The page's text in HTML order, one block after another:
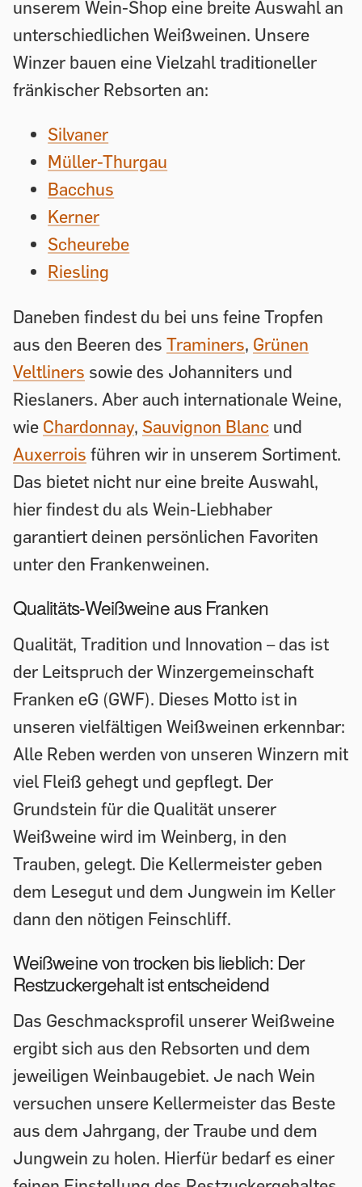
unserem Wein-Shop eine breite Auswahl an
unterschiedlichen Weißweinen. Unsere
Winzer bauen eine Vielzahl traditioneller
fränkischer Rebsorten an:
Silvaner
Müller-Thurgau
Bacchus
Kerner
Scheurebe
Riesling
Daneben findest du bei uns feine Tropfen
aus den Beeren des Traminers, Grünen
Veltliners sowie des Johanniters und
Rieslaners. Aber auch internationale Weine,
wie Chardonnay, Sauvignon Blanc und
Auxerrois führen wir in unserem Sortiment.
Das bietet nicht nur eine breite Auswahl,
hier findest du als Wein-Liebhaber
garantiert deinen persönlichen Favoriten
unter den Frankenweinen.
Qualitäts-Weißweine aus Franken
Qualität, Tradition und Innovation – das ist
der Leitspruch der Winzergemeinschaft
Franken eG (GWF). Dieses Motto ist in
unseren vielfältigen Weißweinen erkennbar:
Alle Reben werden von unseren Winzern mit
viel Fleiß gehegt und gepflegt. Der
Grundstein für die Qualität unserer
Weißweine wird im Weinberg, in den
Trauben, gelegt. Die Kellermeister geben
dem Lesegut und dem Jungwein im Keller
dann den nötigen Feinschliff.
Weißweine von trocken bis lieblich: Der
Restzuckergehalt ist entscheidend
Das Geschmacksprofil unserer Weißweine
ergibt sich aus den Rebsorten und dem
jeweiligen Weinbaugebiet. Je nach Wein
versuchen unsere Kellermeister das Beste
aus dem Jahrgang, der Traube und dem
Jungwein zu holen. Hierfür bedarf es einer